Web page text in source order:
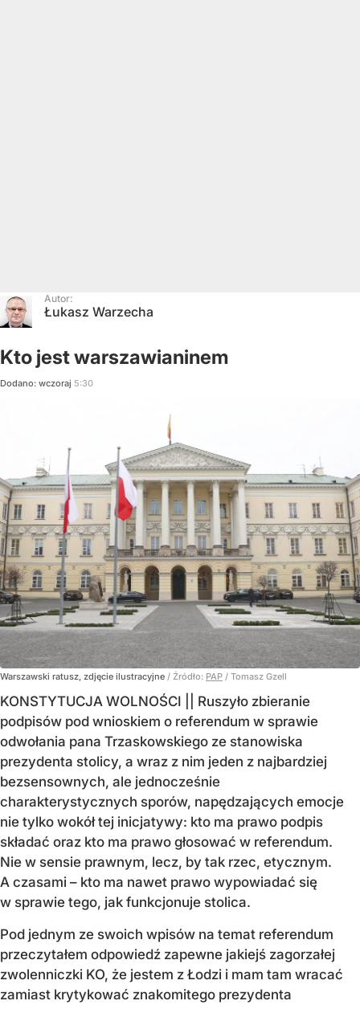
Autor:
Łukasz Warzecha
Kto jest warszawianinem
Dodano: wczoraj 5:30
Warszawski ratusz, zdjęcie ilustracyjne / Źródło: PAP / Tomasz Gzell
KONSTYTUCJA WOLNOŚCI || Ruszyło zbieranie
podpisów pod wnioskiem o referendum w sprawie
odwołania pana Trzaskowskiego ze stanowiska
prezydenta stolicy, a wraz z nim jeden z najbardziej
bezsensownych, ale jednocześnie
charakterystycznych sporów, napędzających emocje
nie tylko wokół tej inicjatywy: kto ma prawo podpis
składać oraz kto ma prawo głosować w referendum.
Nie w sensie prawnym, lecz, by tak rzec, etycznym.
A czasami – kto ma nawet prawo wypowiadać się
w sprawie tego, jak funkcjonuje stolica.
Pod jednym ze swoich wpisów na temat referendum
przeczytałem odpowiedź zapewne jakiejś zagorzałej
zwolenniczki KO, że jestem z Łodzi i mam tam wracać
zamiast krytykować znakomitego prezydenta